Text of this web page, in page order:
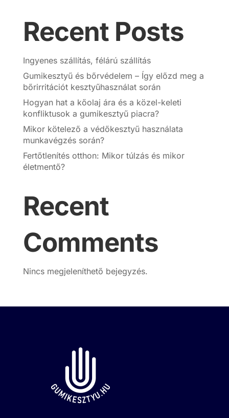
Recent Posts
Ingyenes szállítás, félárú szállítás
Gumikesztyű és bőrvédelem – Így előzd meg a
bőrirritációt kesztyűhasználat során
Hogyan hat a kőolaj ára és a közel-keleti
konfliktusok a gumikesztyű piacra?
Mikor kötelező a védőkesztyű használata
munkavégzés során?
Fertőtlenítés otthon: Mikor túlzás és mikor
életmentő?
Recent
Comments
Nincs megjeleníthető bejegyzés.